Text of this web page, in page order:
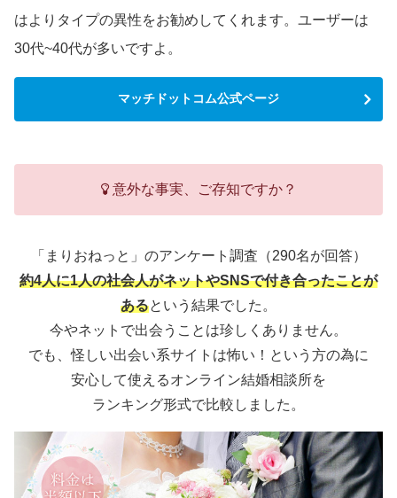
はよりタイプの異性をお勧めしてくれます。ユーザーは
30代~40代が多いですよ。
マッチドットコム公式ページ
意外な事実、ご存知ですか？
「まりおねっと」のアンケート調査（290名が回答）
約4人に1人の社会人がネットやSNSで付き合ったことが
あるという結果でした。
今やネットで出会うことは珍しくありません。
でも、怪しい出会い系サイトは怖い！という方の為に
安心して使えるオンライン結婚相談所を
ランキング形式で比較しました。